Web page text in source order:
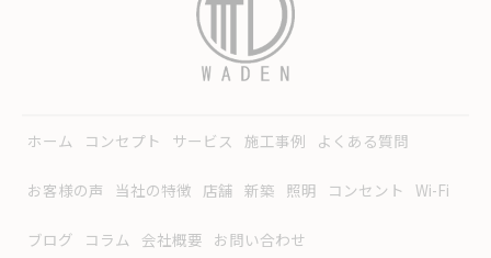
ホーム コンセプト サービス 施工事例 よくある質問
お客様の声 当社の特徴 店舗 新築 照明 コンセント Wi-Fi
ブログ コラム 会社概要 お問い合わせ